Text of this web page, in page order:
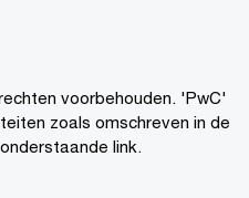
voorbehouden. 'PwC'
zoals omschreven in de
link.